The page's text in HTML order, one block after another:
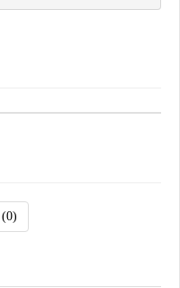
(0)